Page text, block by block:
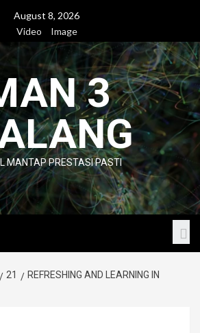
August 8, 2026
Video
Image
3
MANTAP PRESTASI PASTI
21
REFRESHING AND LEARNING IN